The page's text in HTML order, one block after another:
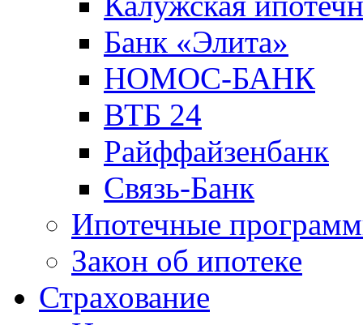
Банк «Элита»
НОМОС-БАНК
ВТБ 24
Райффайзенбанк
Связь-Банк
Ипотечные
Закон об ипотеке
Страхование